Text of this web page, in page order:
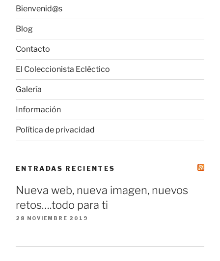
Bienvenid@s
Blog
Contacto
El Coleccionista Ecléctico
Galería
Información
Política de privacidad
ENTRADAS RECIENTES
Nueva web, nueva imagen, nuevos
retos….todo para ti
28 NOVIEMBRE 2019